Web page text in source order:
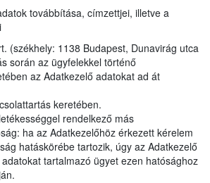
továbbítása, címzettjei, illetve a
1138 Budapest, Dunavirág utca
során az ügyfelekkel történő
az Adatkezelő adatokat ad át
keretében.
rendelkező más
ha az Adatkezelőhöz érkezett kérelem
hatáskörébe tartozik, úgy az Adatkezelő
tartalmazó ügyet ezen hatósághoz